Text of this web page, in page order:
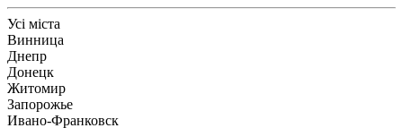
Усі міста
Винница
Днепр
Донецк
Житомир
Запорожье
Ивано-Франковск